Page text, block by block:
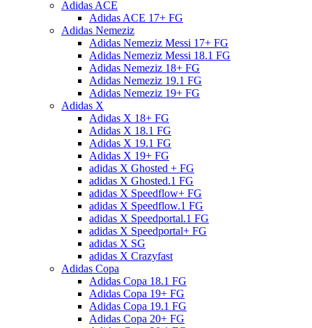
Adidas ACE
Adidas ACE 17+ FG
Adidas Nemeziz
Adidas Nemeziz Messi 17+ FG
Adidas Nemeziz Messi 18.1 FG
Adidas Nemeziz 18+ FG
Adidas Nemeziz 19.1 FG
Adidas Nemeziz 19+ FG
Adidas X
Adidas X 18+ FG
Adidas X 18.1 FG
Adidas X 19.1 FG
Adidas X 19+ FG
adidas X Ghosted + FG
adidas X Ghosted.1 FG
adidas X Speedflow+ FG
adidas X Speedflow.1 FG
adidas X Speedportal.1 FG
adidas X Speedportal+ FG
adidas X SG
adidas X Crazyfast
Adidas Copa
Adidas Copa 18.1 FG
Adidas Copa 19+ FG
Adidas Copa 19.1 FG
Adidas Copa 20+ FG